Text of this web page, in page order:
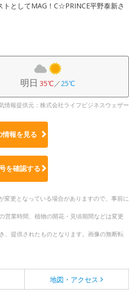
としてMAG！C☆PRINCE平野泰新さ
明日 35℃／25℃
情報提供元：株式会社ライフビジネスウェザー
情報を見る
を確認する
更となっている場合がありますので、事前に
業時間、植物の開花・見頃期間などは変更
、提供されたものとなります。画像の無断転
地図・アクセス